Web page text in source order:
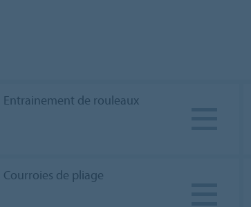
Entrainement de rouleaux
Courroies de pliage